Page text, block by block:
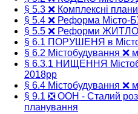
§ 5.3 ❌ Комплексні
§ 5.4 ❌ Реформа Місто-
§ 5.5 ❌ Реформи ЖИТЛО-
§ 6.1 ПОРУШЕНЯ в
§ 6.2 Містобудування
§ 6.3.1 НИЩЕННЯ
2018рр
§ 6.4 Містобудування ❌
§ 9.1 ❎ ООН - Сталий
планування